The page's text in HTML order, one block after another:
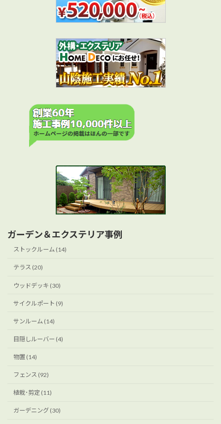
ガーデン＆エクステリア事例
ストックルーム (14)
テラス (20)
ウッドデッキ (30)
サイクルポート (9)
サンルーム (14)
目隠しルーバー (4)
物置 (14)
フェンス (92)
植栽･剪定 (11)
ガーデニング (30)